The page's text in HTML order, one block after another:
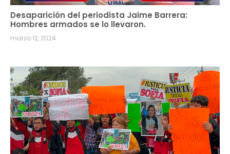
Desaparición del periodista Jaime Barrera:
Hombres armados se lo llevaron.
marzo 12, 2024